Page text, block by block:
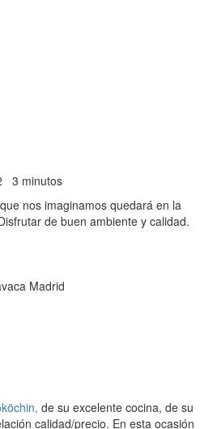
3 minutos
nos imaginamos quedará en la
de buen ambiente y calidad.
Madrid
de su excelente cocina, de su
calidad/precio. En esta ocasión